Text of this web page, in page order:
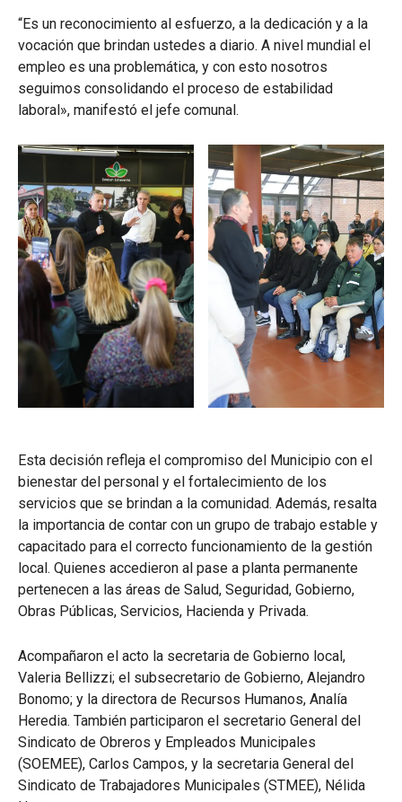
“Es un reconocimiento al esfuerzo, a la dedicación y a la
vocación que brindan ustedes a diario. A nivel mundial el
empleo es una problemática, y con esto nosotros
seguimos consolidando el proceso de estabilidad
laboral», manifestó el jefe comunal.
Esta decisión refleja el compromiso del Municipio con el
bienestar del personal y el fortalecimiento de los
servicios que se brindan a la comunidad. Además, resalta
la importancia de contar con un grupo de trabajo estable y
capacitado para el correcto funcionamiento de la gestión
local. Quienes accedieron al pase a planta permanente
pertenecen a las áreas de Salud, Seguridad, Gobierno,
Obras Públicas, Servicios, Hacienda y Privada.
Acompañaron el acto la secretaria de Gobierno local,
Valeria Bellizzi; el subsecretario de Gobierno, Alejandro
Bonomo; y la directora de Recursos Humanos, Analía
Heredia. También participaron el secretario General del
Sindicato de Obreros y Empleados Municipales
(SOEMEE), Carlos Campos, y la secretaria General del
Sindicato de Trabajadores Municipales (STMEE), Nélida